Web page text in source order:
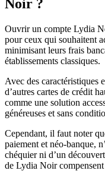
Noir ?
Ouvrir un compte Lydia
pour ceux qui souhaitent
minimisant leurs frais
établissements classiques.
Avec des caractéristiques
d’autres cartes de crédit
comme une solution
généreuses et sans
Cependant, il faut noter
paiement et néo-banque,
chéquier ni d’un
de Lydia Noir